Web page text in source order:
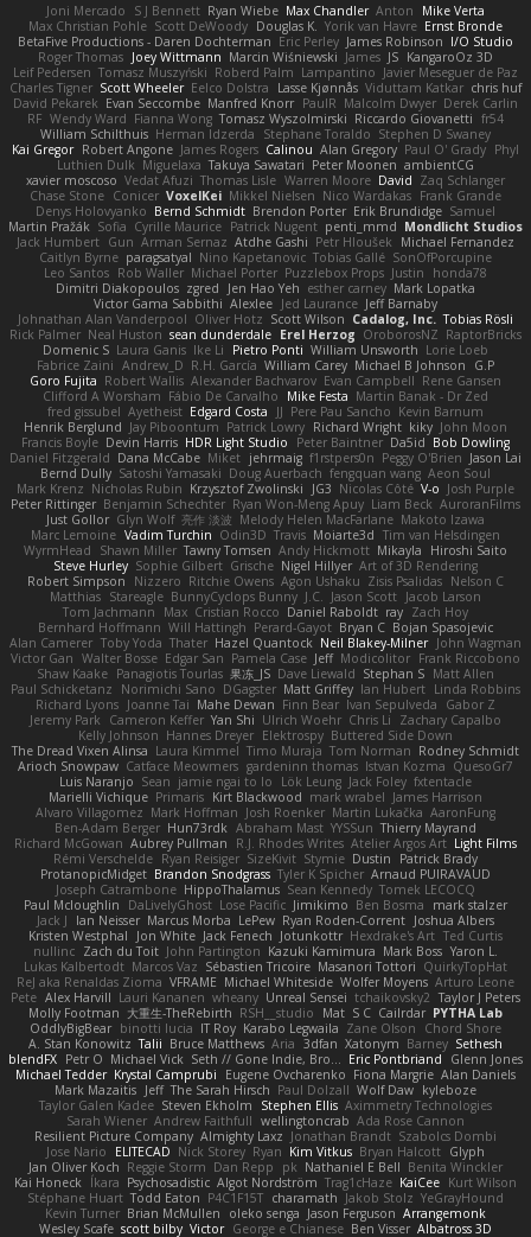
Joni Mercado S J Bennett Ryan Wiebe Max Chandler Anton
Mike Verta
Max Christian Pohle Scott DeWoody Douglas K. Yorik van Havre Ernst Bronde
BetaFive Productions - Daren Dochterman Eric Perley James Robinson I/O Studio
Roger Thomas Joey Wittmann Marcin Wiśniewski James JS KangaroOz 3D
Leif Pedersen Tomasz Muszyński Roberd Palm Lampantino Javier Meseguer de Paz
Charles Tigner Scott Wheeler Eelco Dolstra Lasse Kjønnås Viduttam Katkar chris huf
David Pekarek Evan Seccombe Manfred Knorr PaulR Malcolm Dwyer Derek Carlin
RF Wendy Ward Fianna Wong Tomasz Wyszolmirski Riccardo Giovanetti fr54
William Schilthuis Herman Idzerda Stephane Toraldo Stephen D Swaney
Kai Gregor Robert Angone James Rogers Calinou Alan Gregory Paul O' Grady Phyl
Luthien Dulk Miguelaxa Takuya Sawatari Peter Moonen ambientCG
xavier moscoso Vedat Afuzi Thomas Lisle Warren Moore David Zaq Schlanger
Chase Stone Conicer VoxelKei Mikkel Nielsen Nico Wardakas Frank Grande
Denys Holovyanko Bernd Schmidt Brendon Porter Erik Brundidge Samuel
Martin Pražák Sofia Cyrille Maurice Patrick Nugent penti_mmd Mondlicht Studios
Jack Humbert Gun Arman Sernaz Atdhe Gashi Petr Hloušek
Michael Fernandez
Caitlyn Byrne paragsatyal Nino Kapetanovic Tobias Gallé SonOfPorcupine
Leo Santos Rob Waller Michael Porter Puzzlebox Props Justin
honda78
Dimitri Diakopoulos zgred Jen Hao Yeh esther carney Mark Lopatka
Victor Gama Sabbithi Alexlee Jed Laurance Jeff Barnaby
Johnathan Alan Vanderpool Oliver Hotz Scott Wilson Cadalog, Inc. Tobias Rösli
Rick Palmer Neal Huston sean dunderdale Erel Herzog OroborosNZ RaptorBricks
Domenic S Laura Ganis Ike Li Pietro Ponti William Unsworth Lorie Loeb
Fabrice Zaini Andrew_D R.H. García William Carey Michael B Johnson
G.P
Goro Fujita Robert Wallis Alexander Bachvarov Evan Campbell Rene Gansen
Clifford A Worsham Fábio De Carvalho Mike Festa Martin Banak - Dr Zed
fred gissubel Ayetheist Edgard Costa JJ Pere Pau Sancho Kevin Barnum
Henrik Berglund Jay Piboontum Patrick Lowry Richard Wright kiky John Moon
Francis Boyle Devin Harris HDR Light Studio Peter Baintner Da5id Bob Dowling
Daniel Fitzgerald Dana McCabe Miket jehrmaig f1rstpers0n Peggy O'Brien Jason Lai
Bernd Dully Satoshi Yamasaki Doug Auerbach fengquan wang Aeon Soul
Mark Krenz Nicholas Rubin Krzysztof Zwolinski JG3 Nicolas Côté V-o Josh Purple
Peter Rittinger Benjamin Schechter Ryan Won-Meng Apuy Liam Beck AuroranFilms
Just Gollor Glyn Wolf 亮作 淡波 Melody Helen MacFarlane Makoto Izawa
Marc Lemoine Vadim Turchin Odin3D Travis Moiarte3d Tim van Helsdingen
WyrmHead
Shawn Miller Tawny Tomsen Andy Hickmott Mikayla
Hiroshi Saito
Steve Hurley Sophie Gilbert Grische Nigel Hillyer Art of 3D Rendering
Robert Simpson
Nizzero Ritchie Owens Agon Ushaku Zisis Psalidas Nelson C
Matthias Stareagle BunnyCyclops Bunny J.C. Jason Scott Jacob Larson
Tom Jachmann
Max Cristian Rocco Daniel Raboldt ray Zach Hoy
Bernhard Hoffmann Will Hattingh Perard-Gayot Bryan C Bojan Spasojevic
Alan Camerer Toby Yoda Thater Hazel Quantock Neil Blakey-Milner John Wagman
Victor Gan Walter Bosse Edgar San Pamela Case Jeff Modicolitor Frank Riccobono
Shaw Kaake Panagiotis Tourlas 果冻_JS Dave Liewald Stephan S Matt Allen
Paul Schicketanz
Norimichi Sano DGagster Matt Griffey Ian Hubert Linda Robbins
Richard Lyons Joanne Tai Mahe Dewan Finn Bear Ivan Sepulveda
Gabor Z
Jeremy Park
Cameron Keffer Yan Shi Ulrich Woehr Chris Li
Zachary Capalbo
Kelly Johnson Hannes Dreyer Elektrospy Buttered Side Down
The Dread Vixen Alinsa Laura Kimmel Timo Muraja Tom Norman Rodney Schmidt
Arioch Snowpaw Catface Meowmers gardeninn thomas Istvan Kozma QuesoGr7
Luis Naranjo Sean jamie ngai to lo Lök Leung Jack Foley fxtentacle
Marielli Vichique Primaris Kirt Blackwood mark wrabel James Harrison
Alvaro Villagomez Mark Hoffman Josh Roenker Martin Lukačka AaronFung
Ben-Adam Berger Hun73rdk Abraham Mast YYSSun Thierry Mayrand
Richard McGowan Aubrey Pullman R.J. Rhodes Writes Atelier Argos Art Light Films
Rémi Verschelde Ryan Reisiger SizeKivit Stymie Dustin
Patrick Brady
ProtanopicMidget Brandon Snodgrass Tyler K Spicher Arnaud PUIRAVAUD
Joseph Catrambone HippoThalamus Sean Kennedy Tomek LECOCQ
Paul Mcloughlin
DaLivelyGhost Lose Pacific Jimikimo Ben Bosma
mark stalzer
Jack J
Ian Neisser Marcus Morba LePew Ryan Roden-Corrent Joshua Albers
Kristen Westphal
Jon White Jack Fenech Jotunkottr Hexdrake's Art Ted Curtis
nullinc Zach du Toit John Partington Kazuki Kamimura Mark Boss Yaron L.
Lukas Kalbertodt Marcos Vaz Sébastien Tricoire Masanori Tottori QuirkyTopHat
ReJ aka Renaldas Zioma VFRAME Michael Whiteside Wolfer Moyens Arturo Leone
Pete Alex Harvill Lauri Kananen wheany Unreal Sensei tchaikovsky2 Taylor J Peters
Molly Footman 大重生-TheRebirth RSH__studio Mat S C Cailrdar PYTHA Lab
OddlyBigBear binotti lucia IT Roy Karabo Legwaila Zane Olson
Chord Shore
A. Stan Konowitz Talii Bruce Matthews Aria 3dfan Xatonym Barney Sethesh
blendFX Petr O Michael Vick Seth // Gone Indie, Bro... Eric Pontbriand
Glenn Jones
Michael Tedder Krystal Camprubi Eugene Ovcharenko Fiona Margrie Alan Daniels
Mark Mazaitis Jeff The Sarah Hirsch Paul Dolzall Wolf Daw kyleboze
Taylor Galen Kadee Steven Ekholm Stephen Ellis Aximmetry Technologies
Sarah Wiener Andrew Faithfull wellingtoncrab Ada Rose Cannon
Resilient Picture Company Almighty Laxz Jonathan Brandt Szabolcs Dombi
Jose Nario
ELITECAD Nick Storey Ryan Kim Vitkus Bryan Halcott Glyph
Jan Oliver Koch Reggie Storm Dan Repp pk Nathaniel E Bell Benita Winckler
Kai Honeck
Íkara Psychosadistic Algot Nordström Trag1cHaze KaiCee Kurt Wilson
Stéphane Huart Todd Eaton P4C1F15T charamath Jakob Stolz YeGrayHound
Kevin Turner Brian McMullen oleko senga Jason Ferguson Arrangemonk
Wesley Scafe scott bilby Victor George e Chianese Ben Visser Albatross 3D